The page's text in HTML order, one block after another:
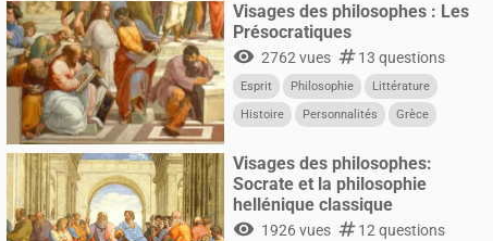
Visages des philosophes : Les
Présocratiques
visibility 2762 vues numbers13 questions
Esprit Philosophie
Littérature
Histoire
Personnalités Grèce
Visages des philosophes:
Socrate et la philosophie
hellénique classique
visibility 1926 vues numbers12 questions